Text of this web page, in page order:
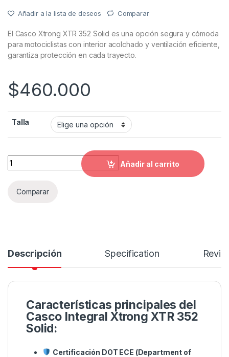
Añadir a la lista de deseos Comparar
El Casco Xtrong XTR 352 Solid es una opción segura y cómoda
para motociclistas con interior acolchado y ventilación eficiente,
garantiza protección en cada trayecto.
$460.000
Talla
Casco xtrong 352R1 grid verde - neon quantity
Añadir al carrito
Comparar
Descripción Specification
Características principales del
Casco Integral Xtrong XTR 352
Solid:
Certificación DOT ECE (Department of